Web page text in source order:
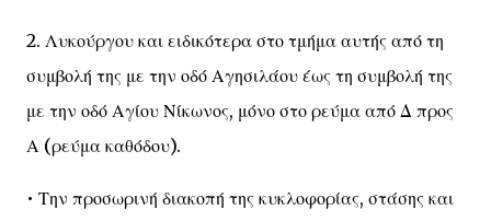
2. Λυκούργου και ειδικότερα στο τμήμα αυτής από τη
συμβολή της με την οδό Αγησιλάου έως τη συμβολή της
με την οδό Αγίου Νίκωνος, μόνο στο ρεύμα από Δ προς
Α (ρεύμα καθόδου).
• Την προσωρινή διακοπή της κυκλοφορίας, στάσης και